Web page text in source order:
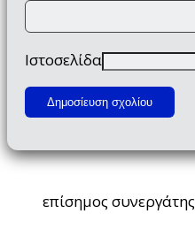
Ιστοσελίδα
επίσημος συνεργάτης